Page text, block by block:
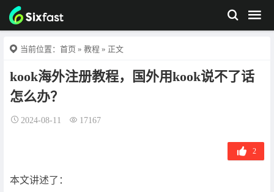
当前位置： 首页 » 教程 » 正文
kook海外注册教程，国外用kook说不了话
怎么办？
2024-08-11 17167
2
本文讲述了：